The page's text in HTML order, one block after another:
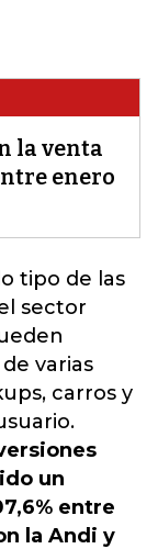
la venta
enero
tipo de las
sector
varias
carros y
.
un
entre
la Andi y